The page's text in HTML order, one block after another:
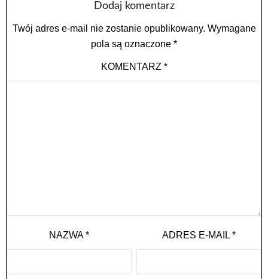
Dodaj komentarz
Twój adres e-mail nie zostanie opublikowany. Wymagane
pola są oznaczone *
KOMENTARZ *
NAZWA* ADRES E-MAIL*